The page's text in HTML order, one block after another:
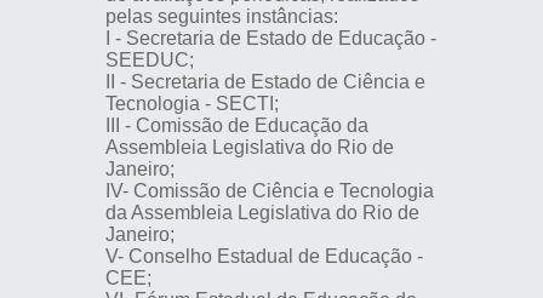
pelas seguintes instâncias:
I - Secretaria de Estado de Educação -
SEEDUC;
II - Secretaria de Estado de Ciência e
Tecnologia - SECTI;
III - Comissão de Educação da
Assembleia Legislativa do Rio de
Janeiro;
IV- Comissão de Ciência e Tecnologia
da Assembleia Legislativa do Rio de
Janeiro;
V- Conselho Estadual de Educação -
CEE;